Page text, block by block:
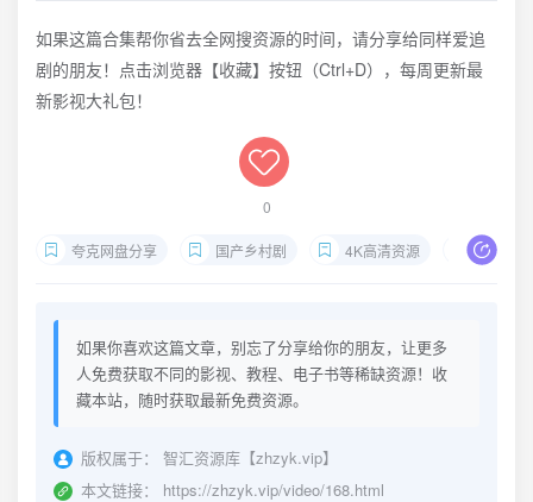
如果这篇合集帮你省去全网搜资源的时间，请分享给同样爱追
剧的朋友！点击浏览器【收藏】按钮（Ctrl+D），每周更新最
新影视大礼包！
0
夸克网盘分享 国产乡村剧 4K高清资源 赵本山
如果你喜欢这篇文章，别忘了分享给你的朋友，让更多
人免费获取不同的影视、教程、电子书等稀缺资源！收
藏本站，随时获取最新免费资源。
版权属于：
智汇资源库【zhzyk.vip】
本文链接：
https://zhzyk.vip/video/168.html